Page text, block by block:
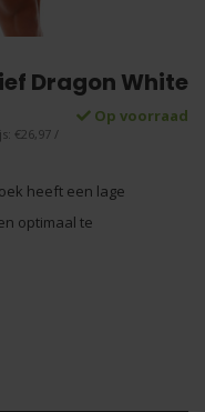
Dragon White
Op voorraad
€26,97 /
heeft een lage
optimaal te